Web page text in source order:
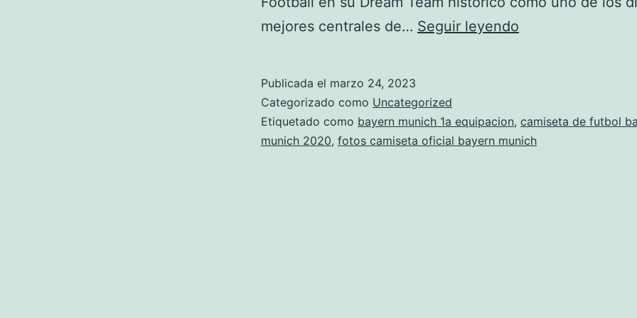
mejores centrales de… Seguir leyendo
Publicada el marzo 24, 2023
Categorizado como Uncategorized
Etiquetado como bayern munich 1a equipacion, camiseta de futbol
munich 2020, fotos camiseta oficial bayern munich